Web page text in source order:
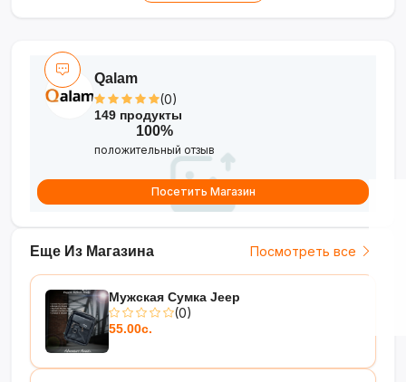
качества
Еще Из Магазина Посмотреть все
Мужская Сумка Jeep
(0)
55.00с.
Qalam
(0)
149 продукты
100%
положительный отзыв
Посетить Магазин